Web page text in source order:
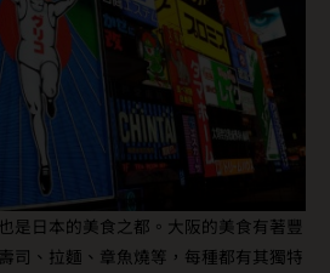
是日本的美食之都。大阪的美食有著豐
司、拉麵、章魚燒等，每種都有其獨特